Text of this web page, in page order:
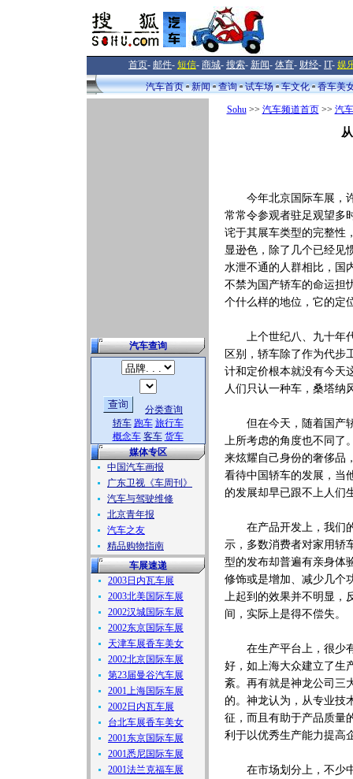
首页- 邮件- 短信- 商城- 搜索- 新闻- 体育- 财经- IT- 娱
汽车首页
新闻 查询 试车场 车文化 香车美
汽车查询
分类查询
轿车 跑车 旅行车
概念车 客车 货车
媒体专区
中国汽车画报
广东卫视《车周刊》
汽车与驾驶维修
北京青年报
汽车之友
精品购物指南
车展速递
2003日内瓦车展
2003北美国际车展
2002汉城国际车展
2002东京国际车展
天津车展香车美女
2002北京国际车展
第23届曼谷汽车展
2001上海国际车展
2002日内瓦车展
台北车展香车美女
2001东京国际车展
2001悉尼国际车展
2001法兰克福车展
Sohu>> 汽车频道首页>> 汽
今年北京国际车展，许
常常令参观者驻足观望多
诧于其展车类型的完整性
显逊色，除了几个已经见
水泄不通的人群相比，国
不禁为国产轿车的命运担
个什么样的地位，它的定
上个世纪八、九十年代
区别，轿车除了作为代步
计和定价根本就没有今天
人们只认一种车，桑塔纳
但在今天，随着国产轿
上所考虑的角度也不同了
来炫耀自己身份的奢侈品
看待中国轿车的发展，当
的发展却早已跟不上人们
在产品开发上，我们的
示，多数消费者对家用轿
型的发布却普遍有亲身体
修饰或是增加、减少几个
上起到的效果并不明显，
间，实际上是得不偿失。
在生产平台上，很少有
好，如上海大众建立了生
紊。再有就是神龙公司三
的。神龙认为，从专业技
征，而且有助于产品质量
利于以优秀生产能力提高
在市场划分上，不少中